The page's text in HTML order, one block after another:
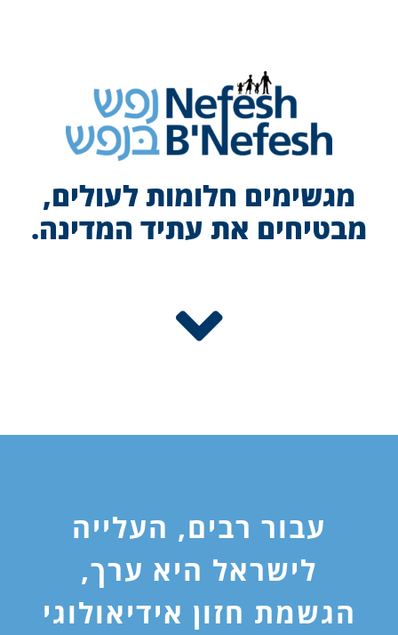
מגשימים חלומות לעולים,
מבטיחים את עתיד המדינה.
עבור רבים, העלייה
לישראל היא ערך,
הגשמת חזון אידיאולוגי